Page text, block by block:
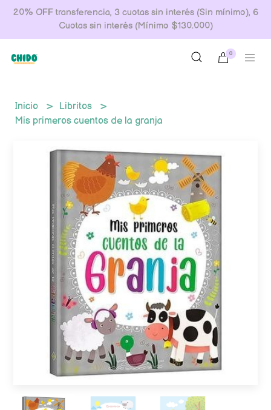
20% OFF transferencia, 3 cuotas sin interés (Sin mínimo), 6
Cuotas sin interés (Mínimo $130.000)
0
Inicio
Libritos
Mis primeros cuentos de la granja